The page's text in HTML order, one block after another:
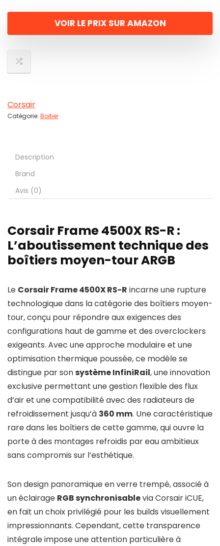
VOIR LE PRIX SUR AMAZON
Corsair
Catégorie: Boitier
Description
Brand
Avis (0)
Corsair Frame 4500X RS-R :
L’aboutissement technique des
boîtiers moyen-tour ARGB
Le Corsair Frame 4500X RS-R incarne une rupture
technologique dans la catégorie des boîtiers moyen-
tour, conçu pour répondre aux exigences des
configurations haut de gamme et des overclockers
exigeants. Avec une approche modulaire et une
optimisation thermique poussée, ce modèle se
distingue par sonsystème InfiniRail, une innovation
exclusive permettant une gestion flexible des flux
d’air et une compatibilité avec des radiateurs de
refroidissement jusqu’à 360 mm. Une caractéristique
rare dans les boîtiers de cette gamme, qui ouvre la
porte à des montages refroidis par eau ambitieux
sans compromis sur l’esthétique.
Son design panoramique en verre trempé, associé à
un éclairage RGB synchronisablevia Corsair iCUE,
en fait un choix privilégié pour les builds visuellement
impressionnants. Cependant, cette transparence
intégrale impose une attention particulière à